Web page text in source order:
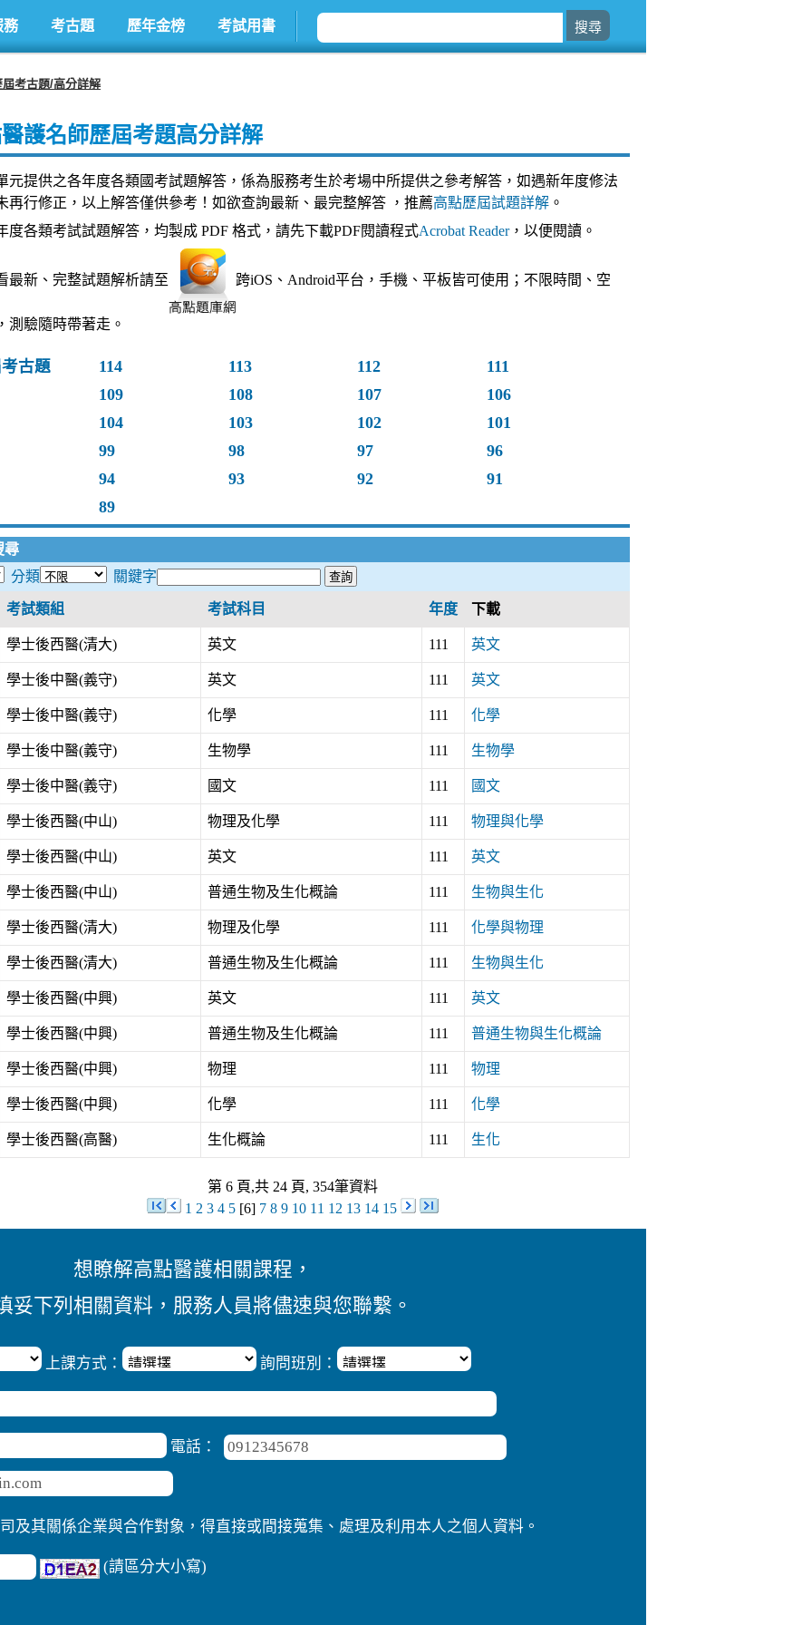
務 考古題 歷年金榜 考試用書
屆考古題/高分詳解
護名師歷屆考題高分詳解
元提供之各年度各類國考試題解答，係為服務考生於考場中所提供之參考解答，如遇新年度修法
再行修正，以上解答僅供參考！如欲查詢最新、最完整解答 ，推薦高點歷屆試題詳解。
度各類考試試題解答，均製成 PDF 格式，請先下載PDF閱讀程式Acrobat Reader，以便閱讀。
最新、完整試題解析請至 跨iOS、Android平台，手機、平板皆可使用；不限時間、空
測驗隨時帶著走。
古題 114 113 112
111
109 108 107
106
104 103 102
101
99 98 97
96
94 93 92
91
89
尋
分類
關鍵字
考試類組 考試科目 年度 下載
學士後西醫(清大) 英文 111 英文
學士後中醫(義守) 英文 111 英文
學士後中醫(義守) 化學 111 化學
學士後中醫(義守) 生物學 111 生物學
學士後中醫(義守) 國文 111 國文
學士後西醫(中山) 物理及化學 111 物理與化學
學士後西醫(中山) 英文 111 英文
學士後西醫(中山) 普通生物及生化概論 111 生物與生化
學士後西醫(清大) 物理及化學 111 化學與物理
學士後西醫(清大) 普通生物及生化概論 111 生物與生化
學士後西醫(中興) 英文 111 英文
學士後西醫(中興) 普通生物及生化概論 111 普通生物與生化概論
學士後西醫(中興) 物理 111 物理
學士後西醫(中興) 化學 111 化學
學士後西醫(高醫) 生化概論 111 生化
第 6 頁,共 24 頁, 354筆資料
1 2 3 4 5 [6] 7 8 9 10 11 12 13 14 15
想瞭解高點醫護相關課程，
妥下列相關資料，服務人員將儘速與您聯繫。
上課方式： 詢問班別：
電話：
及其關係企業與合作對象，得直接或間接蒐集、處理及利用本人之個人資料。
(請區分大小寫)